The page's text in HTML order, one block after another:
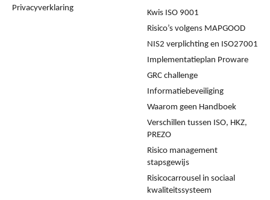
Privacyverklaring
Kwis ISO 9001
Risico’s volgens MAPGOOD
NIS2 verplichting en ISO27001
Implementatieplan Proware
GRC challenge
Informatiebeveiliging
Waarom geen Handboek
Verschillen tussen ISO, HKZ,
PREZO
Risico management
stapsgewijs
Risicocarrousel in sociaal
kwaliteitssysteem